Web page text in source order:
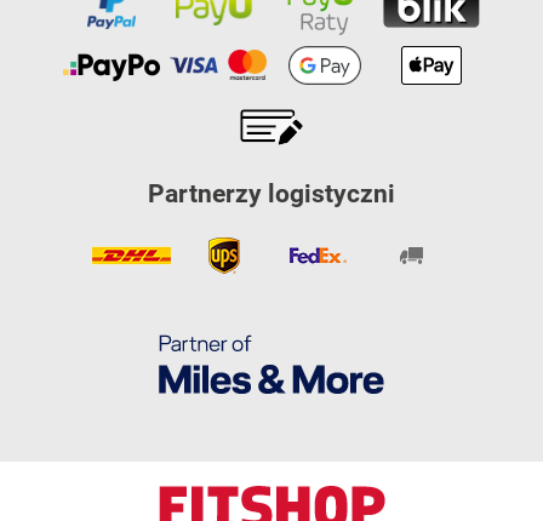
Partnerzy logistyczni